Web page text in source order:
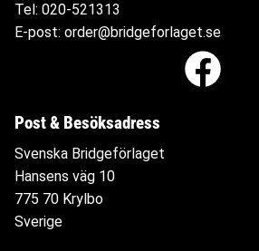
Tel: 020-521313
E-post: order@bridgeforlaget.se
Post & Besöksadress
Svenska Bridgeförlaget
Hansens väg 10
775 70 Krylbo
Sverige